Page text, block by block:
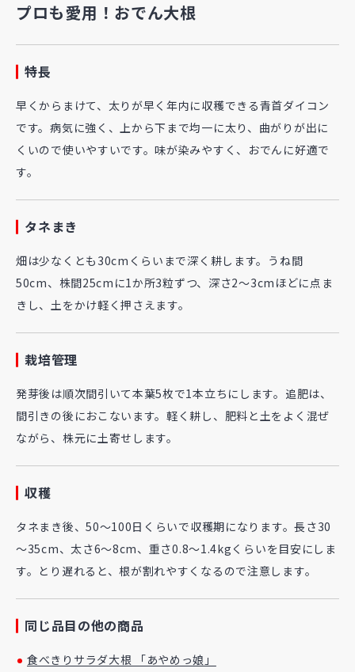
プロも愛用！おでん大根
特長
早くからまけて、太りが早く年内に収穫できる青首ダイコン
です。病気に強く、上から下まで均一に太り、曲がりが出に
くいので使いやすいです。味が染みやすく、おでんに好適で
す。
タネまき
畑は少なくとも30cmくらいまで深く耕します。うね間
50cm、株間25cmに1か所3粒ずつ、深さ2～3cmほどに点ま
きし、土をかけ軽く押さえます。
栽培管理
発芽後は順次間引いて本葉5枚で1本立ちにします。追肥は、
間引きの後におこないます。軽く耕し、肥料と土をよく混ぜ
ながら、株元に土寄せします。
収穫
タネまき後、50～100日くらいで収穫期になります。長さ30
～35cm、太さ6～8cm、重さ0.8～1.4kgくらいを目安にしま
す。とり遅れると、根が割れやすくなるので注意します。
同じ品目の他の商品
食べきりサラダ大根 「あやめっ娘」